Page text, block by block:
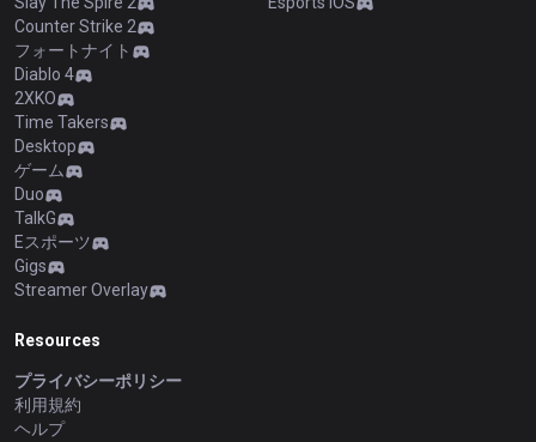
Counter Strike 2
フォートナイト
Diablo 4
2XKO
Time Takers
Desktop
ゲーム
Duo
TalkG
Eスポーツ
Gigs
Streamer Overlay
Resources
プライバシーポリシー
利用規約
ヘルプ